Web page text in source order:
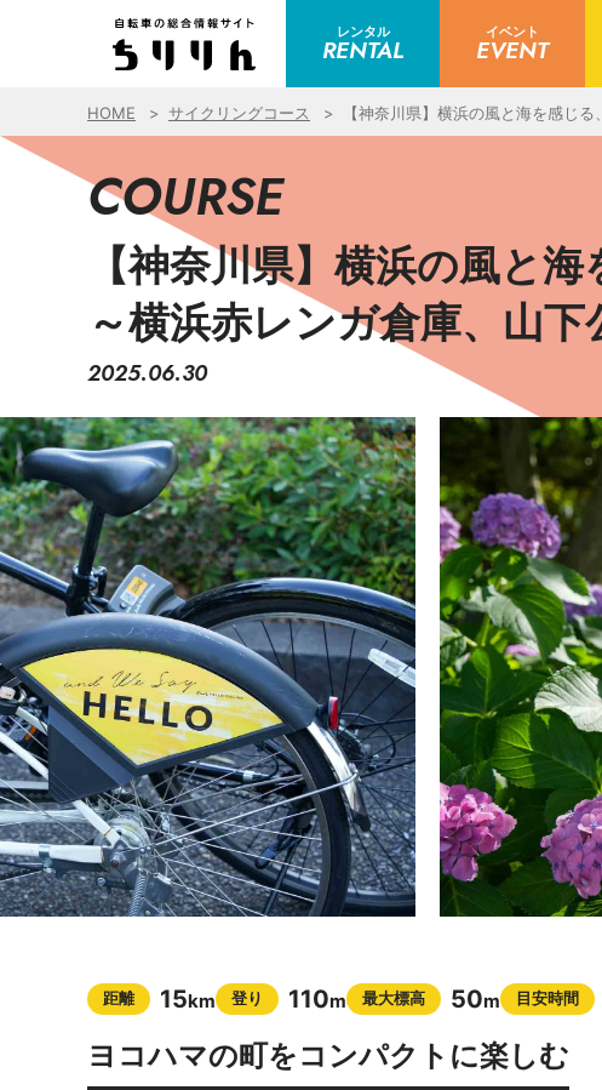
レンタル
RENTAL
イベント
EVENT
HOME サイクリングコース 【神奈川県】横浜の風と海を感じ
COURSE
【神奈川県】横浜の風と
～横浜赤レンガ倉庫、山
2025.06.30
距離 15km 登り 110m 最大標高 50m 目安時間
ヨコハマの町をコンパクトに楽しむ